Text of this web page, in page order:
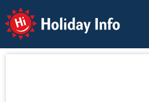
Holiday Info